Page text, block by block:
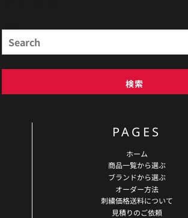
検索
PAGES
ホーム
商品一覧から選ぶ
ブランドから選ぶ
オーダー方法
刺繍価格送料について
見積りのご依頼